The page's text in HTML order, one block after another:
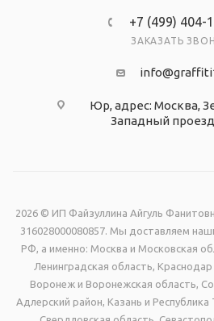
+7 (499) 404-
ЗАКАЗАТЬ
Юр, адрес: Москва,
Западный проезд,
2026 © ИП Файзуллина Айгуль
316028000080857. Мы доставляем
РФ, а именно: Москва и Московская
Ленинградская область,
Воронеж и Воронежская область,
Адлерский район, Казань и Республика